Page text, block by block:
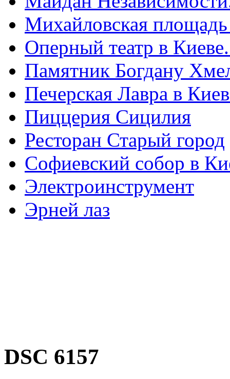
Михайловская
Оперный театр в
Памятник Богдану
Печерская Лавра в
Пиццерия Сицилия
Ресторан Старый город
Софиевский собор в
Электроинструмент
Эрней лаз
DSC 6157